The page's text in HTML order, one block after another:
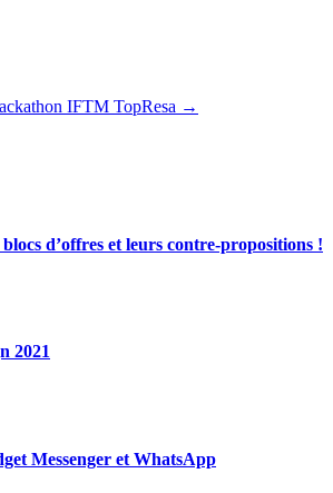
IFTM TopResa →
d’offres et leurs contre-propositions !
2021
Messenger et WhatsApp